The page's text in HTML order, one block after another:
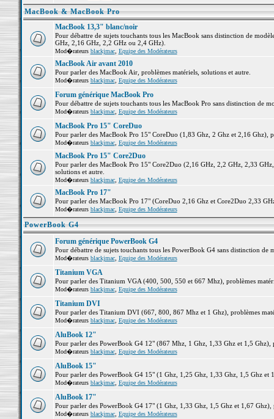
MacBook & MacBook Pro
MacBook 13,3" blanc/noir
Pour débattre de sujets touchants tous les MacBook sans distinction de
GHz, 2,16 GHz, 2,2 GHz ou 2,4 GHz).
Mod�rateurs blackjmac, Equipe des Modérateurs
MacBook Air avant 2010
Pour parler des MacBook Air, problèmes matériels, solutions et autre.
Mod�rateurs blackjmac, Equipe des Modérateurs
Forum générique MacBook Pro
Pour débattre de sujets touchants tous les MacBook Pro sans distinction de
Mod�rateurs blackjmac, Equipe des Modérateurs
MacBook Pro 15" CoreDuo
Pour parler des MacBook Pro 15" CoreDuo (1,83 Ghz, 2 Ghz et 2,16 Ghz),
Mod�rateurs blackjmac, Equipe des Modérateurs
MacBook Pro 15" Core2Duo
Pour parler des MacBook Pro 15" Core2Duo (2,16 GHz, 2,2 GHz, 2,33
solutions et autre.
Mod�rateurs blackjmac, Equipe des Modérateurs
MacBook Pro 17"
Pour parler des MacBook Pro 17" (CoreDuo 2,16 Ghz et Core2Duo 2,33
Mod�rateurs blackjmac, Equipe des Modérateurs
PowerBook G4
Forum générique PowerBook G4
Pour débattre de sujets touchants tous les PowerBook G4 sans distinction de
Mod�rateurs blackjmac, Equipe des Modérateurs
Titanium VGA
Pour parler des Titanium VGA (400, 500, 550 et 667 Mhz), problèmes
Mod�rateurs blackjmac, Equipe des Modérateurs
Titanium DVI
Pour parler des Titanium DVI (667, 800, 867 Mhz et 1 Ghz), problèmes
Mod�rateurs blackjmac, Equipe des Modérateurs
AluBook 12"
Pour parler des PowerBook G4 12" (867 Mhz, 1 Ghz, 1,33 Ghz et 1,5 Ghz),
Mod�rateurs blackjmac, Equipe des Modérateurs
AluBook 15"
Pour parler des PowerBook G4 15" (1 Ghz, 1,25 Ghz, 1,33 Ghz, 1,5 Ghz et
Mod�rateurs blackjmac, Equipe des Modérateurs
AluBook 17"
Pour parler des PowerBook G4 17" (1 Ghz, 1,33 Ghz, 1,5 Ghz et 1,67 Ghz),
Mod�rateurs blackjmac, Equipe des Modérateurs